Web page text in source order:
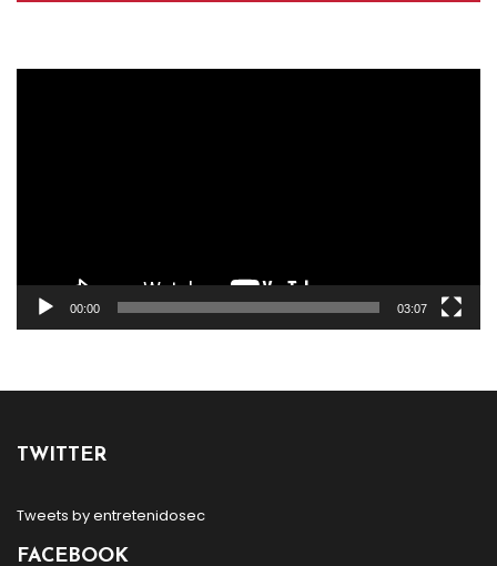
00:00 03:07
TWITTER
Tweets by entretenidosec
FACEBOOK